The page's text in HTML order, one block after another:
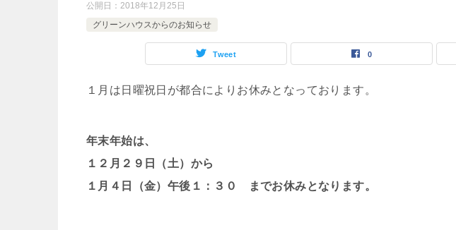
公開日： 2018年12月25日
グリーンハウスからのお知らせ
Tweet 0
１月は日曜祝日が都合によりお休みとなっております。
年末年始は、
１２月２９日（土）から
１月４日（金）午後１：３０ までお休みとなります。